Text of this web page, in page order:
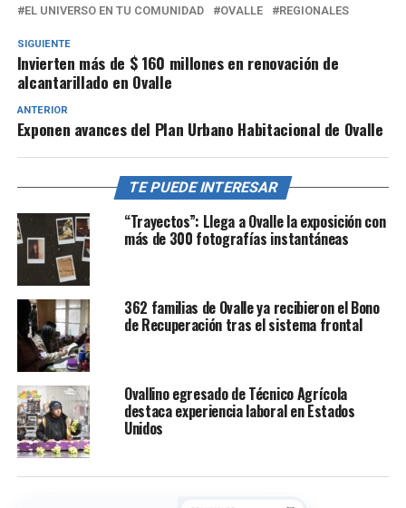
EL UNIVERSO EN TU COMUNIDAD
OVALLE REGIONALES
SIGUIENTE
Invierten más de $ 160 millones en renovación de
alcantarillado en Ovalle
ANTERIOR
Exponen avances del Plan Urbano Habitacional de Ovalle
TE PUEDE INTERESAR
“Trayectos”: Llega a Ovalle la exposición con
más de 300 fotografías instantáneas
362 familias de Ovalle ya recibieron el Bono
de Recuperación tras el sistema frontal
Ovallino egresado de Técnico Agrícola
destaca experiencia laboral en Estados
Unidos